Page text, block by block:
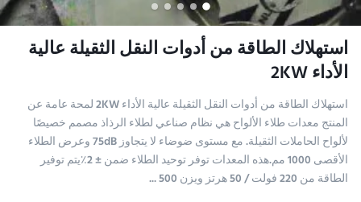
استهلاك الطاقة من أدوات النقل الثقيلة عالية
الأداء 2KW
استهلاك الطاقة من أدوات النقل الثقيلة عالية الأداء 2KW لمحة عامة عن
المنتج معدات طلاء الألواح هي نظام صناعي لطلاء الرذاذ مصمم خصيصًا
لألواح الحاملات الثقيلة. مع مستوى ضوضاء لا يتجاوز 75dB وعرض الطلاء
الأقصى 1000 مم.هذه المعدات توفر توحيد الطلاء ضمن ± 2٪يتم توفير
الطاقة من 220 فولت / 50 هرتز ويزن 500 ...